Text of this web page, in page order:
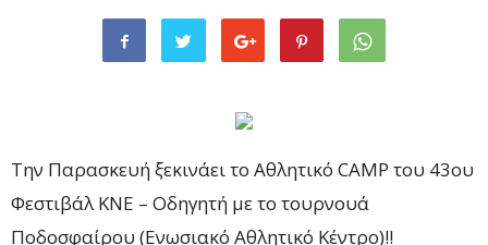
Την Παρασκευή ξεκινάει το Αθλητικό CAMP του 43ου
Φεστιβάλ ΚΝΕ – Οδηγητή με το τουρνουά
Ποδοσφαίρου (Ενωσιακό Αθλητικό Κέντρο)!!